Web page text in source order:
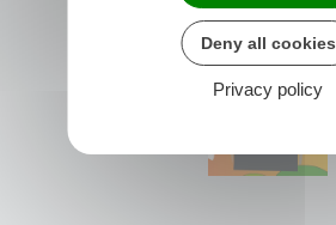
Deny all cookies
Privacy policy